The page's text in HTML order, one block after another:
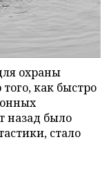
охраны
как быстро
назад было
стало